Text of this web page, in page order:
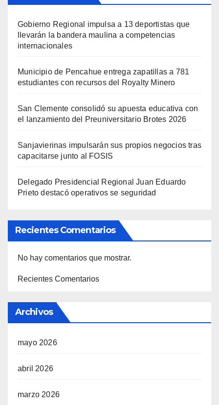
Gobierno Regional impulsa a 13 deportistas que
llevarán la bandera maulina a competencias
internacionales
Municipio de Pencahue entrega zapatillas a 781
estudiantes con recursos del Royalty Minero
San Clemente consolidó su apuesta educativa con
el lanzamiento del Preuniversitario Brotes 2026
Sanjavierinas impulsarán sus propios negocios tras
capacitarse junto al FOSIS
Delegado Presidencial Regional Juan Eduardo
Prieto destacó operativos se seguridad
Recientes Comentarios
No hay comentarios que mostrar.
Recientes Comentarios
Archivos
mayo 2026
abril 2026
marzo 2026